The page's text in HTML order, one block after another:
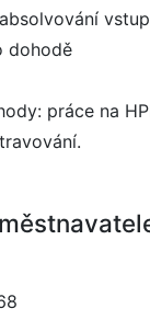
dohodě
práce na